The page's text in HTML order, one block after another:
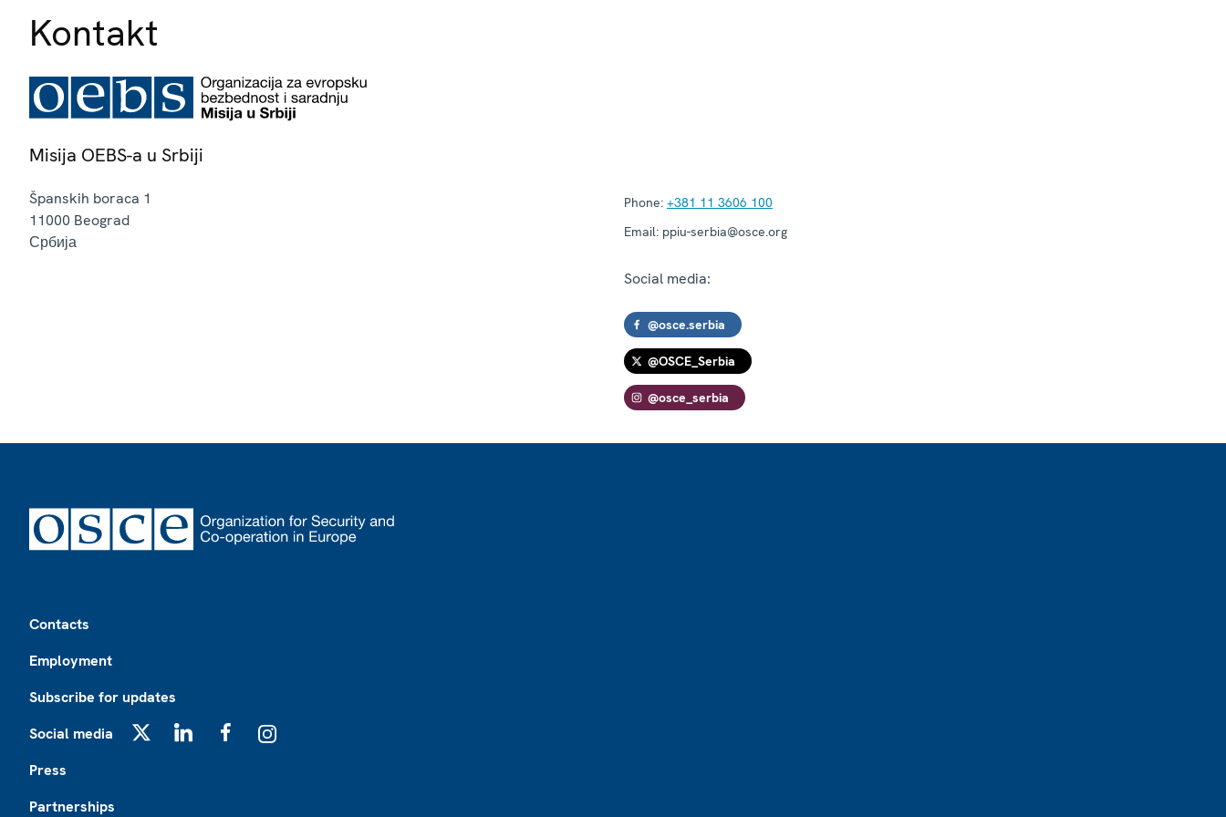
Kontakt
Misija OEBS-a u Srbiji
Španskih boraca 1
11000 Beograd
Србија
Phone: +381 11 3606 100
Email: ppiu-serbia@osce.org
Social media:
@osce.serbia
@OSCE_Serbia
@osce_serbia
Contacts
Employment
Subscribe for updates
Social media
Press
Partnerships